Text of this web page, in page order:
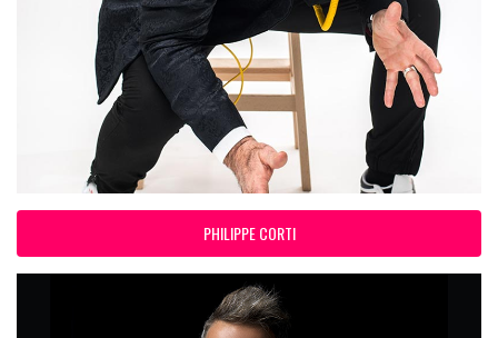
PHILIPPE CORTI